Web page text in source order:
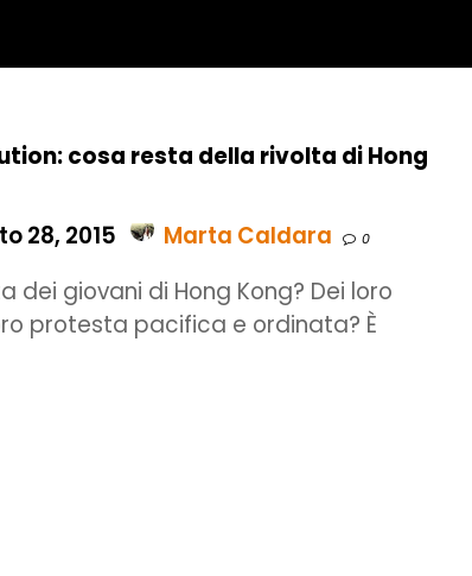
cosa resta della rivolta di Hong
28, 2015
Marta Caldara 0
dei giovani di Hong Kong? Dei loro
protesta pacifica e ordinata? È